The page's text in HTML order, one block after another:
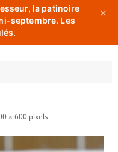
la patinoire
septembre. Les
✕
× 600 pixels